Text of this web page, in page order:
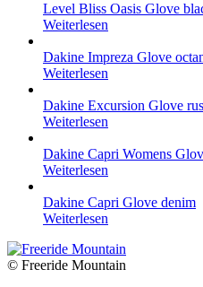
Level Bliss Oasis Glove
Weiterlesen
Dakine Impreza Glove
Weiterlesen
Dakine Excursion Glove
Weiterlesen
Dakine Capri Womens
Weiterlesen
Dakine Capri Glove denim
Weiterlesen
© Freeride Mountain